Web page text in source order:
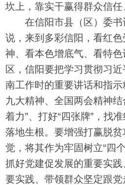
坎上，靠实干赢得群众信任
在信阳市县（区）委书
说，来到多彩信阳，看红
神、看本色增底气、看特
区，信阳要把学习贯彻习
南工作时的重要讲话和指
九大精神、全国两会精神
着力”、打好“四张牌”，找
落地生根。要增强打赢脱
觉，将其作为牢固树立“四
抓好党建促发展的重要实
要实践、带领群众坚定跟